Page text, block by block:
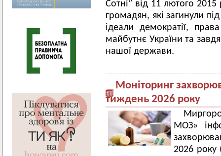
Сотні” від 11 лютого
громадян, які загинули
ідеали демократії,
майбутнє України та
нашої держави.
Моніторинг
тиждень 2026 року
МОЗ»
2026 року